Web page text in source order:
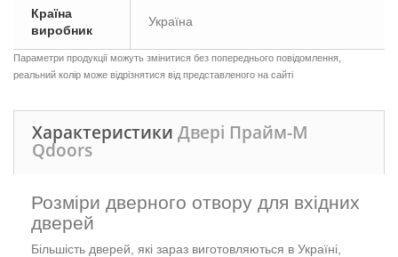
Країна
виробник
Україна
Параметри продукції можуть змінитися без попереднього повідомлення,
реальний колір може відрізнятися від представленого на сайті
Характеристики Двері Прайм-М
Qdoors
Розміри дверного отвору для вхідних
дверей
Більшість дверей, які зараз виготовляються в Україні,